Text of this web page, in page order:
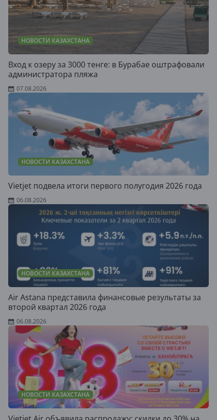
НОВОСТИ КАЗАХСТАНА
Вход к озеру за 3000 тенге: в Бурабае оштрафовали
администратора пляжа
07.08.2026
НОВОСТИ КАЗАХСТАНА
Vietjet подвела итоги первого полугодия 2026 года
06.08.2026
НОВОСТИ КАЗАХСТАНА
Air Astana представила финансовые результаты за
второй квартал 2026 года
06.08.2026
НОВОСТИ КАЗАХСТАНА